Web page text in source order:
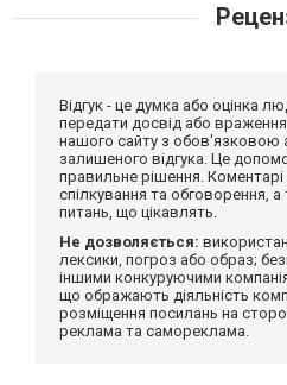
Відгук - це думка або оцінка
передати досвід або
нашого сайту з обов'язковою
залишеного відгука. Це
правильне рішення. Коментарі
спілкування та обговорення,
питань, що цікавлять.
Не дозволяється:
лексики, погроз або образ;
іншими конкуруючими
що ображають діяльність
розміщення посилань на
реклама та самореклама.